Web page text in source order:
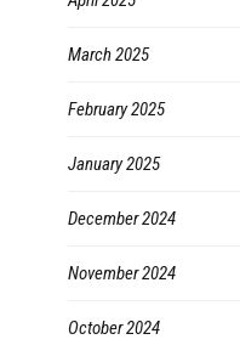
March 2025
February 2025
January 2025
December 2024
November 2024
October 2024